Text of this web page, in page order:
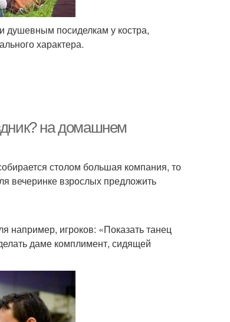
душевным посиделкам у костра,
характера.
на домашнем
столом большая компания, то
вечеринке взрослых предложить
например, игроков: «Показать танец
даме комплимент, сидящей